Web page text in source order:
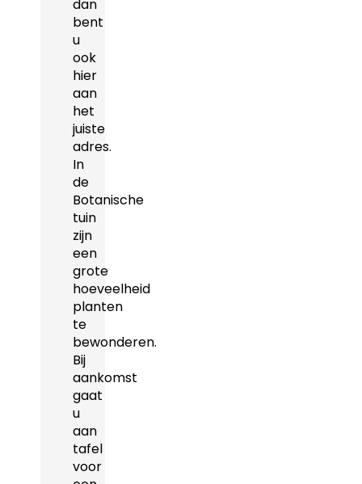
dan
bent
u
ook
hier
aan
het
juiste
adres.
In
de
Botanische
tuin
zijn
een
grote
hoeveelheid
planten
te
bewonderen.
Bij
aankomst
gaat
u
aan
tafel
voor